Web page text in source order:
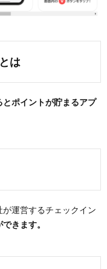
は
とポイントが貯まるアプ
運営するチェックイン
きます。